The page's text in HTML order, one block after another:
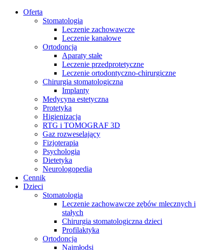
Oferta
Stomatologia
Leczenie zachowawcze
Leczenie kanałowe
Ortodoncja
Aparaty stałe
Leczenie przedprotetyczne
Leczenie ortodontyczno-chirurgiczne
Chirurgia stomatologiczna
Implanty
Medycyna estetyczna
Protetyka
Higienizacja
RTG i TOMOGRAF 3D
Gaz rozweselający
Fizjoterapia
Psychologia
Dietetyka
Neurologopedia
Cennik
Dzieci
Stomatologia
Leczenie zachowawcze zębów mlecznych i
stałych
Chirurgia stomatologiczna dzieci
Profilaktyka
Ortodoncja
Najmłodsi